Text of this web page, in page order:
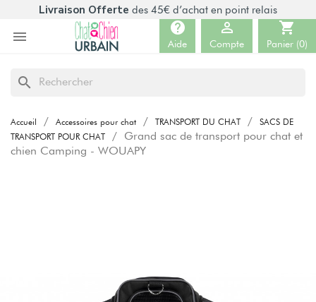
Livraison Offerte des 45€ d’achat en point relais

shopping_cart
Panier (0)
help
Aide

Compte
search
Accueil Accessoires pour chat TRANSPORT DU CHAT
SACS DE
TRANSPORT POUR CHAT
Grand sac de transport pour chat et
chien Camping - WOUAPY